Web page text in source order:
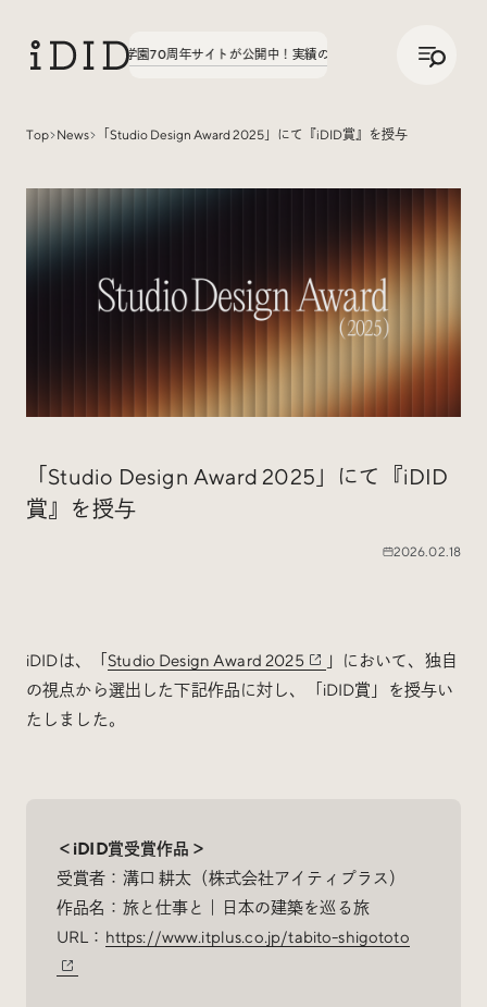
。第3弾、八文字学園70周年サイトが公開中！実績の話、聞いてみた。第3弾、八
JP
Articles
Other そのほか
Today’s Bookmark
今日のブクマ
iDIDメディア編集部メンバーが見つけた気になるあれこ
れを、ほぼ毎日1つずつ紹介しています。
Top News 「Studio Design Award 2025」にて『iDID賞』を授与
「Studio Design Award 2025」にて『iDID
賞』を授与
2026.02.18
iDIDは、「Studio Design Award 2025
」において、独自
の視点から選出した下記作品に対し、「iDID賞」を授与い
たしました。
＜iDID賞受賞作品＞
受賞者：溝口 耕太（株式会社アイティプラス）
作品名：旅と仕事と｜日本の建築を巡る旅
URL： https://www.itplus.co.jp/tabito-shigototo